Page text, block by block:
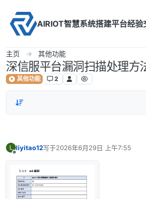
AIRIOT智慧系统搭建平台经验
主页 其他功能
深信服平台漏洞扫描处理方
其他功能 2
L liyitao12写于2026年6月29日 上午7:55
最后由 编辑